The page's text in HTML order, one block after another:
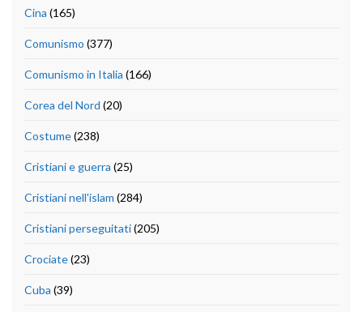
Cina (165)
Comunismo (377)
Comunismo in Italia (166)
Corea del Nord (20)
Costume(238)
Cristiani e guerra (25)
Cristiani nell'islam (284)
Cristiani perseguitati(205)
Crociate(23)
Cuba (39)